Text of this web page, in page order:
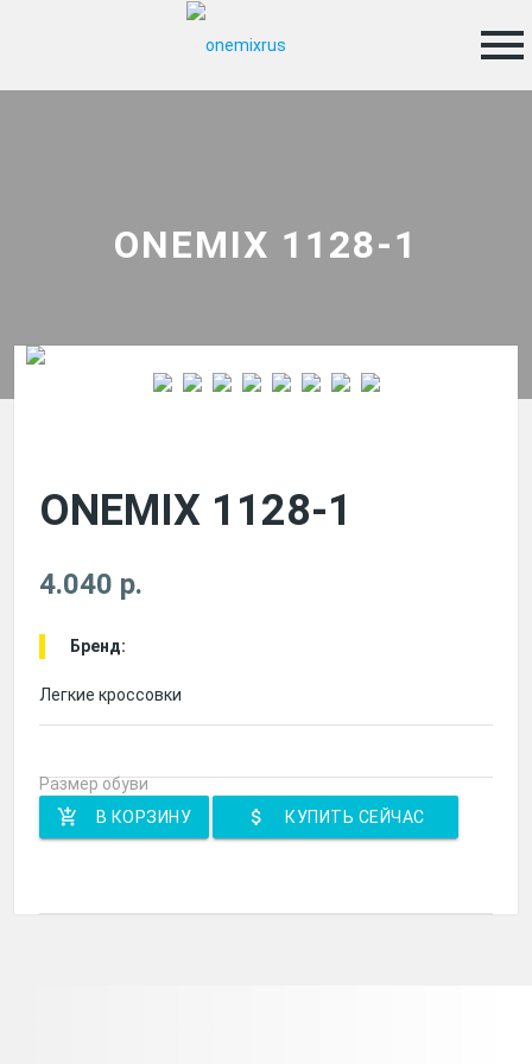
menu
ONEMIX 1128-1
ONEMIX 1128-1
4.040 р.
Бренд:
Легкие кроссовки
Размер обуви
В КОРЗИНУ
add_shopping_cart КУПИТЬ СЕЙЧАС
attach_money